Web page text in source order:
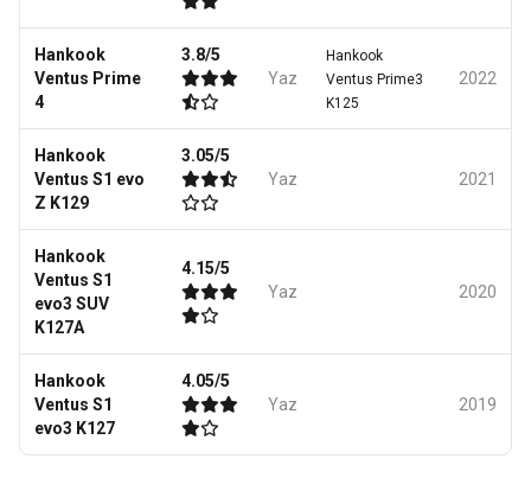
Hankook
Ventus Prime
4
3.8/5
Yaz
Hankook
Ventus Prime3
K125
2022
Hankook
Ventus S1 evo
Z K129
3.05/5
Yaz
2021
Hankook
Ventus S1
evo3 SUV
K127A
4.15/5
Yaz
2020
Hankook
Ventus S1
evo3 K127
4.05/5
Yaz
2019